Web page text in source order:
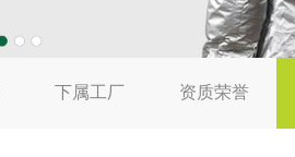
下属工厂 资质荣誉